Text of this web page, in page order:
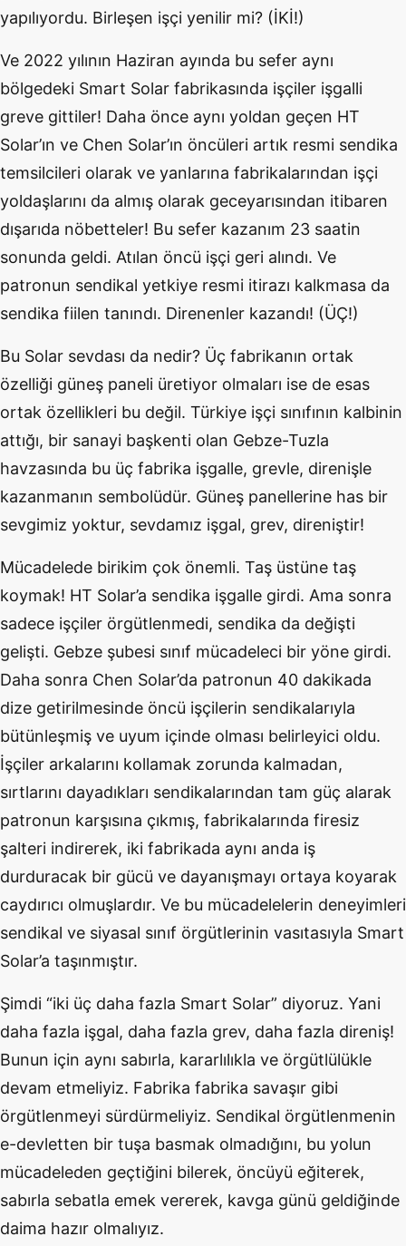
yapılıyordu. Birleşen işçi yenilir mi? (İKİ!)
Ve 2022 yılının Haziran ayında bu sefer aynı
bölgedeki Smart Solar fabrikasında işçiler işgalli
greve gittiler! Daha önce aynı yoldan geçen HT
Solar’ın ve Chen Solar’ın öncüleri artık resmi sendika
temsilcileri olarak ve yanlarına fabrikalarından işçi
yoldaşlarını da almış olarak geceyarısından itibaren
dışarıda nöbetteler! Bu sefer kazanım 23 saatin
sonunda geldi. Atılan öncü işçi geri alındı. Ve
patronun sendikal yetkiye resmi itirazı kalkmasa da
sendika fiilen tanındı. Direnenler kazandı! (ÜÇ!)
Bu Solar sevdası da nedir? Üç fabrikanın ortak
özelliği güneş paneli üretiyor olmaları ise de esas
ortak özellikleri bu değil. Türkiye işçi sınıfının kalbinin
attığı, bir sanayi başkenti olan Gebze-Tuzla
havzasında bu üç fabrika işgalle, grevle, direnişle
kazanmanın sembolüdür. Güneş panellerine has bir
sevgimiz yoktur, sevdamız işgal, grev, direniştir!
Mücadelede birikim çok önemli. Taş üstüne taş
koymak! HT Solar’a sendika işgalle girdi. Ama sonra
sadece işçiler örgütlenmedi, sendika da değişti
gelişti. Gebze şubesi sınıf mücadeleci bir yöne girdi.
Daha sonra Chen Solar’da patronun 40 dakikada
dize getirilmesinde öncü işçilerin sendikalarıyla
bütünleşmiş ve uyum içinde olması belirleyici oldu.
İşçiler arkalarını kollamak zorunda kalmadan,
sırtlarını dayadıkları sendikalarından tam güç alarak
patronun karşısına çıkmış, fabrikalarında firesiz
şalteri indirerek, iki fabrikada aynı anda iş
durduracak bir gücü ve dayanışmayı ortaya koyarak
caydırıcı olmuşlardır. Ve bu mücadelelerin deneyimleri
sendikal ve siyasal sınıf örgütlerinin vasıtasıyla Smart
Solar’a taşınmıştır.
Şimdi “iki üç daha fazla Smart Solar” diyoruz. Yani
daha fazla işgal, daha fazla grev, daha fazla direniş!
Bunun için aynı sabırla, kararlılıkla ve örgütlülükle
devam etmeliyiz. Fabrika fabrika savaşır gibi
örgütlenmeyi sürdürmeliyiz. Sendikal örgütlenmenin
e-devletten bir tuşa basmak olmadığını, bu yolun
mücadeleden geçtiğini bilerek, öncüyü eğiterek,
sabırla sebatla emek vererek, kavga günü geldiğinde
daima hazır olmalıyız.